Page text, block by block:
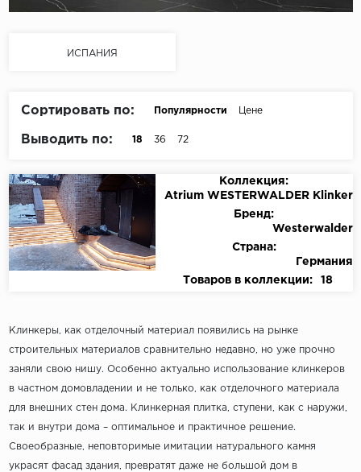
ИСПАНИЯ
Сортировать по: Популярности Цене
Выводить по: 18 36 72
Коллекция:
Atrium WESTERWALDER Klinker
Бренд:
Westerwalder
Страна:
Германия
Товаров в коллекции:
18
Клинкеры, как отделочный материал появились на рынке
строительных материалов сравнительно недавно, но уже прочно
заняли свою нишу. Особенно актуально использование клинкеров
в частном домовладении и не только, как отделочного материала
для внешних стен дома. Клинкерная плитка, ступени, как с наружи,
так и внутри дома – оптимальное и практичное решение.
Своеобразные, неповторимые имитации натурального камня
украсят фасад здания, превратят даже не большой дом в